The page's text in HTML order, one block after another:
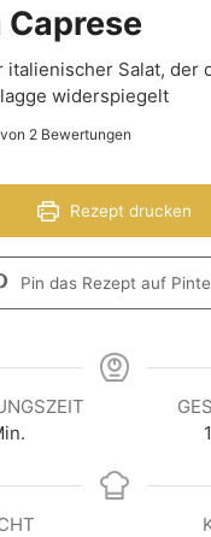
italienischer Salat, der
widerspiegelt
2Bewertungen
Rezept drucken
Pin das Rezept auf